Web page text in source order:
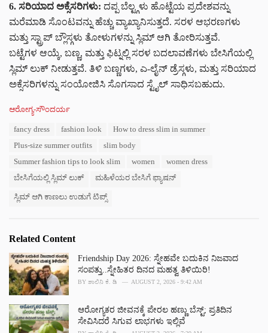
6. ಸರಿಯಾದ ಅಕ್ಸೆಸರಿಗಳು: ದಪ್ಪ ಬೆಲ್ಟ್ಗಳು ಹೊಟ್ಟೆಯ ಪ್ರದೇಶವನ್ನು
ಮರೆಮಾಡಿ ಸೊಂಟವನ್ನು ಹೆಚ್ಚು ವ್ಯಾಖ್ಯಾನಿಸುತ್ತದೆ. ಸರಳ ಆಭರಣಗಳು
ಮತ್ತು ಸ್ಟ್ರಾಪ್ ಬ್ಲೌಸ್ಗಳು ತೋಳುಗಳನ್ನು ಸ್ಲಿಮ್ ಆಗಿ ತೋರಿಸುತ್ತವೆ.
ಬಟ್ಟೆಗಳ ಆಯ್ಕೆ, ಬಣ್ಣ, ಮತ್ತು ಫಿಟ್ನಲ್ಲಿ ಸರಳ ಬದಲಾವಣೆಗಳು ಬೇಸಿಗೆಯಲ್ಲಿ
ಸ್ಲಿಮ್ ಲುಕ್ ನೀಡುತ್ತವೆ. ತಿಳಿ ಬಣ್ಣಗಳು, ಎ-ಲೈನ್ ಡ್ರೆಸ್ಗಳು, ಮತ್ತು ಸರಿಯಾದ
ಅಕ್ಸೆಸರಿಗಳನ್ನು ಸಂಯೋಜಿಸಿ ಸೊಗಸಾದ ಸ್ಟೈಲ್ ಸಾಧಿಸಬಹುದು.
C
ಆರೋಗ್ಯ-ಸೌಂದರ್ಯ
fancy dress fashion look
How to dress slim in summer
Plus-size summer outfits
slim body
Summer fashion tips to look slim
women
women dress
ಬೇಸಿಗೆಯಲ್ಲಿ ಸ್ಲಿಮ್ ಲುಕ್
ಮಹಿಳೆಯರ ಬೇಸಿಗೆ ಫ್ಯಾಷನ್
ಸ್ಲಿಮ್ ಆಗಿ ಕಾಣಲು ಉಡುಗೆ ಟಿಪ್ಸ್
Related Content
Friendship Day 2026: ಸ್ನೇಹವೇ ಬದುಕಿನ ನಿಜವಾದ
ಸಂಪತ್ತು..ಸ್ನೇಹಿತರ ದಿನದ ಮಹತ್ವ ತಿಳಿಯಿರಿ!
BY ಶಾಲಿನಿ ಕೆ. ಡಿ AUGUST 2, 2026 - 9:42 AM
ಆರೋಗ್ಯಕರ ಜೀವನಕ್ಕೆ ಪೇರಲ ಹಣ್ಣು ಬೆಸ್ಟ್; ಪ್ರತಿದಿನ
ಸೇವಿಸಿದರೆ ಸಿಗುವ ಲಾಭಗಳು ಇಲ್ಲಿವೆ